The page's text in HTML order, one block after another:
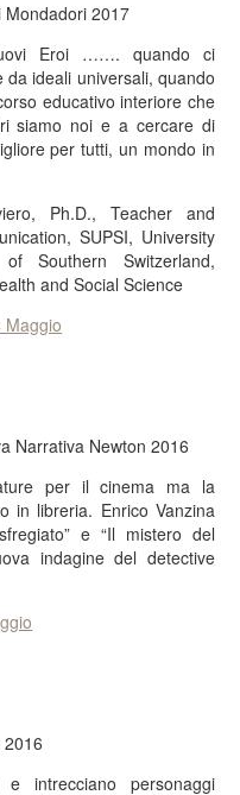
Mondadori 2017
Eroi ……. quando ci
ideali universali, quando
educativo interiore che
siamo noi e a cercare di
per tutti, un mondo in
Ph.D., Teacher and
SUPSI, University
Southern Switzerland,
and Social Science
Maggio
Narrativa Newton 2016
per il cinema ma la
in libreria. Enrico Vanzina
e “Il mistero del
indagine del detective
2016
intrecciano personaggi